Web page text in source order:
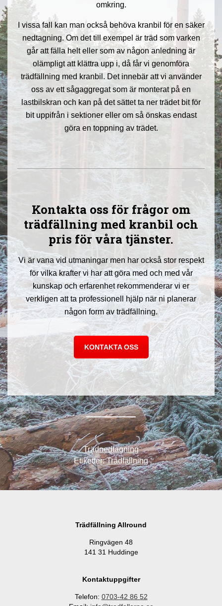
omkring.
I vissa fall kan man också behöva kranbil för en säker
nedtagning. Om det till exempel är träd som varken
går att fälla helt eller som av någon anledning är
olämpligt att klättra upp i, då får vi genomföra
trädfällning med kranbil. Det innebär att vi använder
oss av ett sågaggregat som är monterat på en
lastbilskran och kan på det sättet ta ner trädet bit för
bit uppifrån i sektioner eller om så önskas endast
göra en toppning av trädet.
Kontakta oss för frågor om
trädfällning med kranbil och
pris för våra tjänster.
Vi är vana vid utmaningar men har också stor respekt
för vilka krafter vi har att göra med och med vår
kunskap och erfarenhet rekommenderar vi er
verkligen att ta professionell hjälp när ni planerar
någon form av trädfällning.
KONTAKTA OSS
Trädnedtagning
Etiketter:Trädfällning
Trädfällning Allround
Ringvägen 48
141 31 Huddinge
Kontaktuppgifter
Telefon: 0703-42 86 52